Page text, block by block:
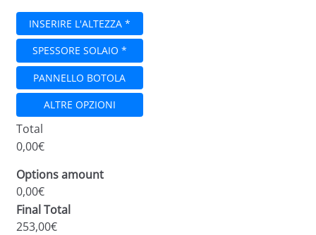
INSERIRE L'ALTEZZA *
SPESSORE SOLAIO *
PANNELLO BOTOLA
ALTRE OPZIONI
Total
0,00€
Options amount
0,00€
Final Total
253,00€